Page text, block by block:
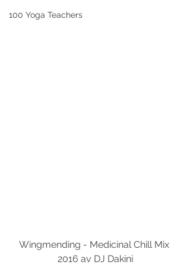
100 Yoga Teachers
Wingmending - Medicinal Chill Mix
2016 av DJ Dakini